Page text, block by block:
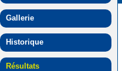
Gallerie
Historique
Résultats